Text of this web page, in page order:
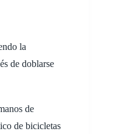
la
de doblarse
de
de bicicletas